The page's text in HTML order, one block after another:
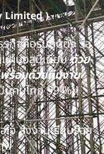
Limited )
รกิจคือรับติดตั้ง รื้อ
แผ่นอลูมิเนียมด้วย
ร้อมด้วยทีมงาน
นคนไทย 99 %)
จ ส่งงานเรียบร้อย
พ